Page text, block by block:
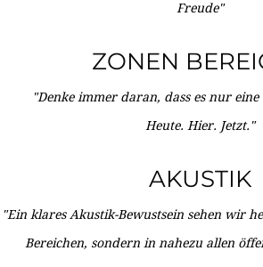
Freude"
ZONEN
"Denke immer daran, dass es nur
Heute. Hier. Jetzt."
AKUSTIK
"Ein klares Akustik-Bewustsein sehen wir
Bereichen, sondern in nahezu allen